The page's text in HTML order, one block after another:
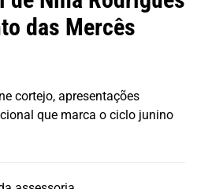
das Mercês
cortejo, apresentações
que marca o ciclo junino